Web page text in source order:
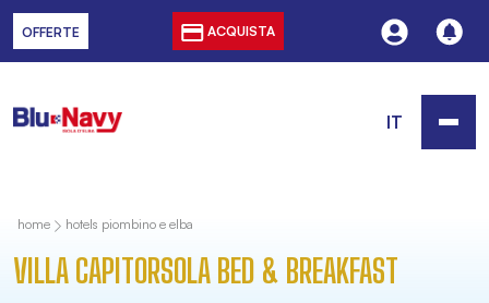
OFFERTE ACQUISTA
IT
home hotels piombino e elba
VILLA CAPITORSOLA BED & BREAKFAST